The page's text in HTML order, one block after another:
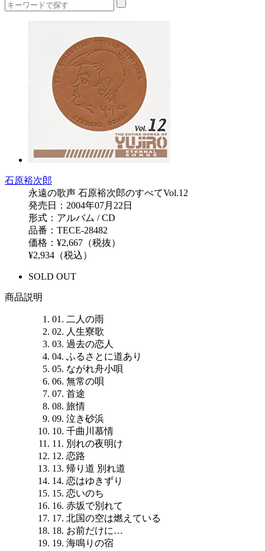
石原裕次郎
永遠の歌声 石原裕次郎のすべてVol.12
発売日：2004年07月22日
形式：アルバム / CD
品番：TECE-28482
価格：¥2,667（税抜）
¥2,934（税込）
SOLD OUT
商品説明
01. 二人の雨
02. 人生寮歌
03. 過去の恋人
04. ふるさとに道あり
05. ながれ舟小唄
06. 無常の唄
07. 首途
08. 旅情
09. 泣き砂浜
10. 千曲川慕情
11. 別れの夜明け
12. 恋路
13. 帰り道 別れ道
14. 恋はゆきずり
15. 恋いのち
16. 赤坂で別れて
17. 北国の空は燃えている
18. お前だけに…
19. 海鳴りの宿